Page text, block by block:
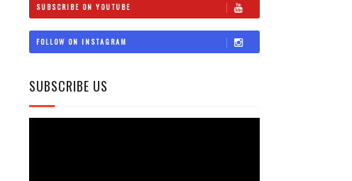
SUBSCRIBE ON YOUTUBE
FOLLOW ON INSTAGRAM
SUBSCRIBE US